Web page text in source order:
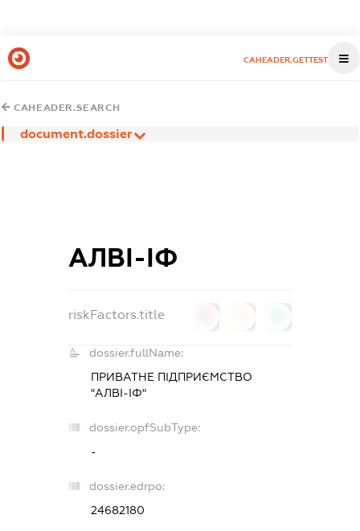
CAHEADER.GETTEST
CAHEADER.SEARCH
document.dossier
АЛВІ-ІФ
riskFactors.title
dossier.fullName:
ПРИВАТНЕ ПІДПРИЄМСТВО
"АЛВІ-ІФ"
dossier.opfSubType:
-
dossier.edrpo:
24682180